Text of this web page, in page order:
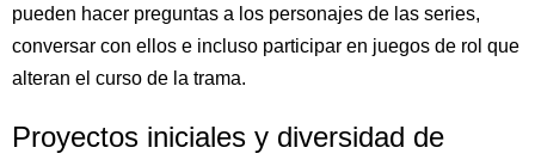
pueden hacer preguntas a los personajes de las series,
conversar con ellos e incluso participar en juegos de rol que
alteran el curso de la trama.
Proyectos iniciales y diversidad de